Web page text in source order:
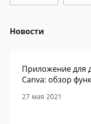
Новости
Приложение для
Canva: обзор
27 мая 2021